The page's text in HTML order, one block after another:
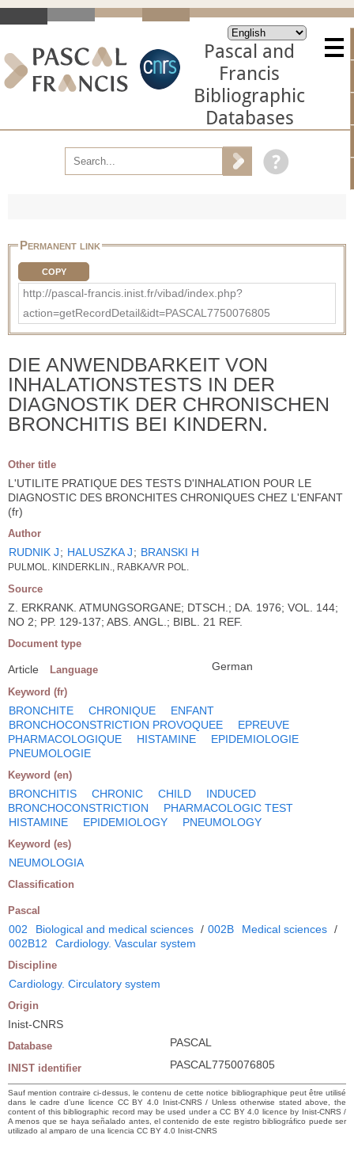
Pascal and
Francis
Bibliographic
Databases
Permanent link
COPY
http://pascal-francis.inist.fr/vibad/index.php?
action=getRecordDetail&idt=PASCAL7750076805
DIE ANWENDBARKEIT VON
INHALATIONSTESTS IN DER
DIAGNOSTIK DER CHRONISCHEN
BRONCHITIS BEI KINDERN.
Other title
L'UTILITE PRATIQUE DES TESTS D'INHALATION POUR LE
DIAGNOSTIC DES BRONCHITES CHRONIQUES CHEZ L'ENFANT
(fr)
Author
RUDNIK J; HALUSZKA J; BRANSKI H
PULMOL. KINDERKLIN., RABKA/VR POL.
Source
Z. ERKRANK. ATMUNGSORGANE; DTSCH.; DA. 1976; VOL. 144;
NO 2; PP. 129-137; ABS. ANGL.; BIBL. 21 REF.
Document type
Article Language German
Keyword (fr)
BRONCHITE CHRONIQUE
ENFANT
BRONCHOCONSTRICTION PROVOQUEE
EPREUVE
PHARMACOLOGIQUE
HISTAMINE
EPIDEMIOLOGIE
PNEUMOLOGIE
Keyword (en)
BRONCHITIS CHRONIC CHILD
INDUCED
BRONCHOCONSTRICTION
PHARMACOLOGIC TEST
HISTAMINE
EPIDEMIOLOGY PNEUMOLOGY
Keyword (es)
NEUMOLOGIA
Classification
Pascal
002 Biological and medical sciences / 002B Medical sciences /
002B12
Cardiology. Vascular system
Discipline
Cardiology. Circulatory system
Origin
Inist-CNRS
Database PASCAL
INIST identifier PASCAL7750076805
Sauf mention contraire ci-dessus, le contenu de cette notice bibliographique peut être utilisé
dans le cadre d’une licence CC BY 4.0 Inist-CNRS / Unless otherwise stated above, the
content of this bibliographic record may be used under a CC BY 4.0 licence by Inist-CNRS /
A menos que se haya señalado antes, el contenido de este registro bibliográfico puede ser
utilizado al amparo de una licencia CC BY 4.0 Inist-CNRS